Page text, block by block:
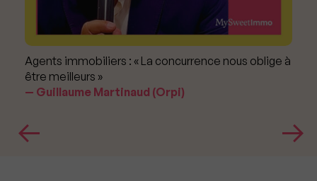
Agents immobiliers : « La concurrence nous oblige à
être meilleurs »
Guillaume Martinaud (Orpi)